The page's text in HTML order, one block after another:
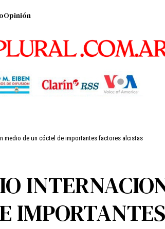
Opinión
medio de un cóctel de importantes factores alcistas